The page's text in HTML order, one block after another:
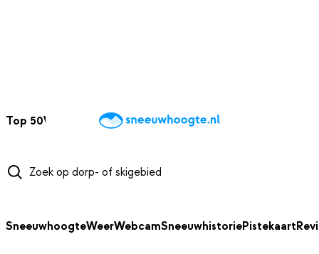
Top 50Webcams WintersportweerKaarten
SneeuwhoogteWeerWebcamSneeuwhistoriePistekaart